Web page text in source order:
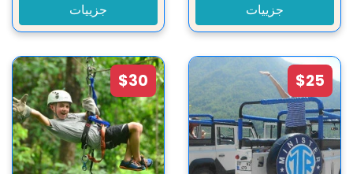
جزییات جزییات
$25
$30